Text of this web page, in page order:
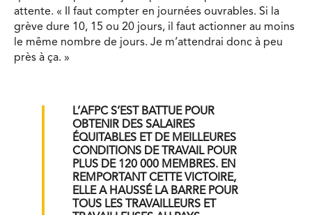
attente. « Il faut compter en journées ouvrables. Si la
grève dure 10, 15 ou 20 jours, il faut actionner au moins
le même nombre de jours. Je m’attendrai donc à peu
près à ça. »
L’AFPC S’EST BATTUE POUR
OBTENIR DES SALAIRES
ÉQUITABLES ET DE MEILLEURES
CONDITIONS DE TRAVAIL POUR
PLUS DE 120 000 MEMBRES. EN
REMPORTANT CETTE VICTOIRE,
ELLE A HAUSSÉ LA BARRE POUR
TOUS LES TRAVAILLEURS ET